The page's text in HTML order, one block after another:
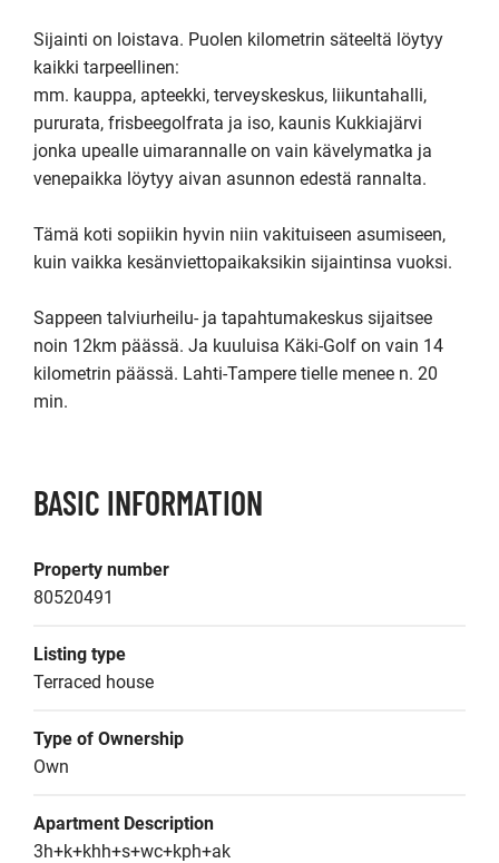
Sijainti on loistava. Puolen kilometrin säteeltä löytyy
kaikki tarpeellinen:
mm. kauppa, apteekki, terveyskeskus, liikuntahalli,
pururata, frisbeegolfrata ja iso, kaunis Kukkiajärvi
jonka upealle uimarannalle on vain kävelymatka ja
venepaikka löytyy aivan asunnon edestä rannalta.
Tämä koti sopiikin hyvin niin vakituiseen asumiseen,
kuin vaikka kesänviettopaikaksikin sijaintinsa vuoksi.
Sappeen talviurheilu- ja tapahtumakeskus sijaitsee
noin 12km päässä. Ja kuuluisa Käki-Golf on vain 14
kilometrin päässä. Lahti-Tampere tielle menee n. 20
min.
BASIC INFORMATION
Property number
80520491
Listing type
Terraced house
Type of Ownership
Own
Apartment Description
3h+k+khh+s+wc+kph+ak